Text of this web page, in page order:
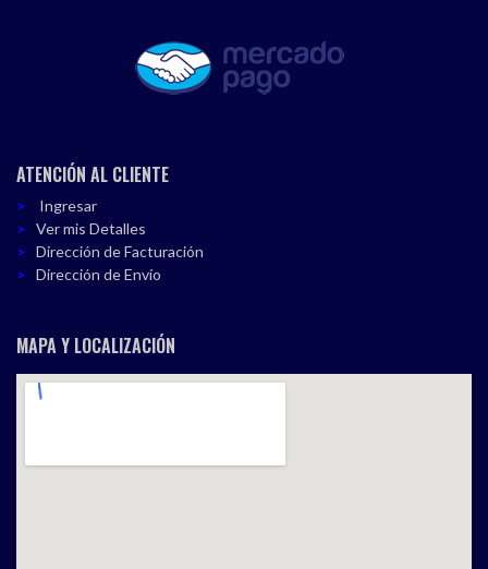
ATENCIÓN AL CLIENTE
Ingresar
Ver mis Detalles
Dirección de Facturación
Dirección de Envío
MAPA Y LOCALIZACIÓN